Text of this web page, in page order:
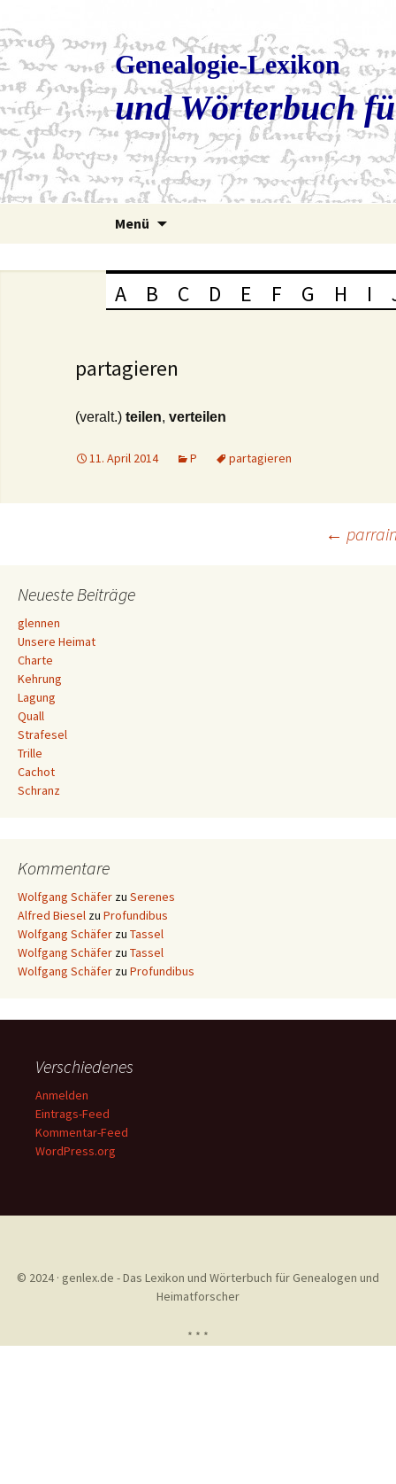
Genealogie-Lexikon
und Wörterbuch
Menü
A B C D E F G H I
partagieren
(veralt.) teilen, verteilen
11. April 2014 P partagieren
Navigation
←
Neueste Beiträge
glennen
Unsere Heimat
Charte
Kehrung
Lagung
Quall
Strafesel
Trille
Cachot
Schranz
Kommentare
Wolfgang Schäfer zu Serenes
Alfred Biesel zu Profundibus
Wolfgang Schäfer zu Tassel
Wolfgang Schäfer zu Tassel
Wolfgang Schäfer zu Profundibus
Verschiedenes
Anmelden
Eintrags-Feed
Kommentar-Feed
WordPress.org
© 2024 · genlex.de - Das Lexikon und Wörterbuch für Genealogen und
Heimatforscher
* * *